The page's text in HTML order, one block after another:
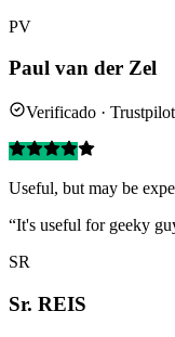
PV
Paul van der Zel
Verificado · Trustpilot
Useful, but may be
“It's useful for geeky
SR
Sr. REIS